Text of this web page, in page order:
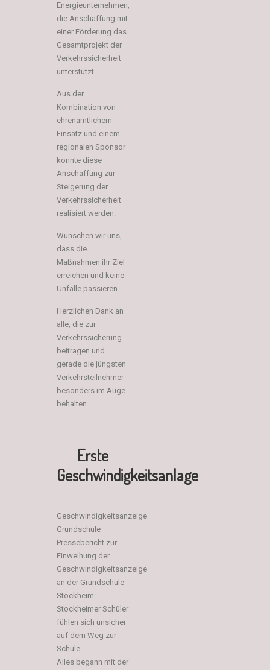
Energieunternehmen,
die Anschaffung mit
einer Förderung das
Gesamtprojekt der
Verkehrssicherheit
unterstützt.
Aus der
Kombination von
ehrenamtlichem
Einsatz und einem
regionalen Sponsor
konnte diese
Anschaffung zur
Steigerung der
Verkehrssicherheit
realisiert werden.
Wünschen wir uns,
dass die
Maßnahmen ihr Ziel
erreichen und keine
Unfälle passieren.
Herzlichen Dank an
alle, die zur
Verkehrssicherung
beitragen und
gerade die jüngsten
Verkehrsteilnehmer
besonders im Auge
behalten.
Erste
Geschwindigkeitsanlage​
Geschwindigkeitsanzeige
Grundschule
Pressebericht zur
Einweihung der
Geschwindigkeitsanzeige
an der Grundschule
Stockheim:
Stockheimer Schüler
fühlen sich unsicher
auf dem Weg zur
Schule
Alles begann mit der